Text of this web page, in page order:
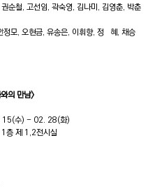
순철, 고선임, 곽숙영, 김나미, 김영춘, 박춘
의 만남>
15(수) - 02. 28(화)
층 제 1,2전시실